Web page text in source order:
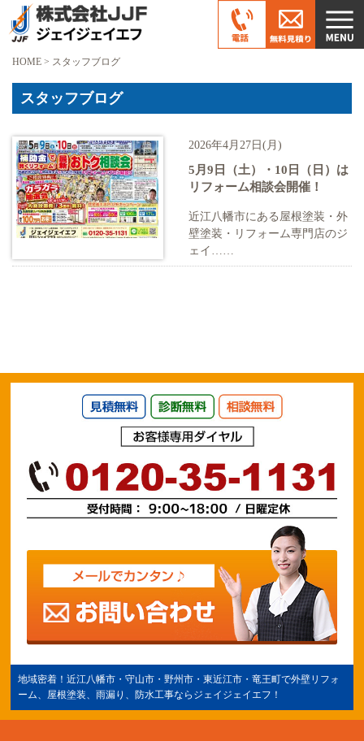
HOME > スタッフブログ
スタッフブログ
2026年4月27日(月)
5月9日（土）・10日（日）は
リフォーム相談会開催！
近江八幡市にある屋根塗装・外
壁塗装・リフォーム専門店のジ
ェイ……
地域密着！近江八幡市 ・守山市・野州市・東近江市 ・竜王町で外壁リフォ
ーム、屋根塗装、雨漏り、防水工事ならジェイジェイエフ！